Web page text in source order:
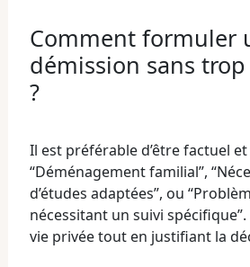
Comment formuler
démission sans
?
Il est préférable d’être factuel
“Déménagement familial”,
d’études adaptées”, ou
nécessitant un suivi
vie privée tout en justifiant la